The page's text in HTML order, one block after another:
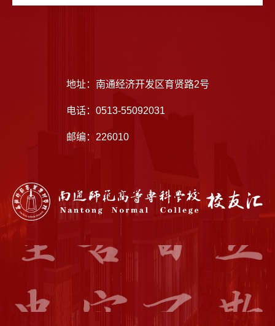
地址：南通经济开发区育贤路2号
电话：0513-55092031
邮编：226010